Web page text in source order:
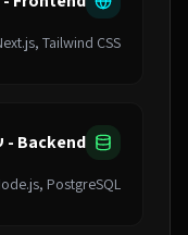
Tailwind CSS
Backend - שרת
PostgreSQL